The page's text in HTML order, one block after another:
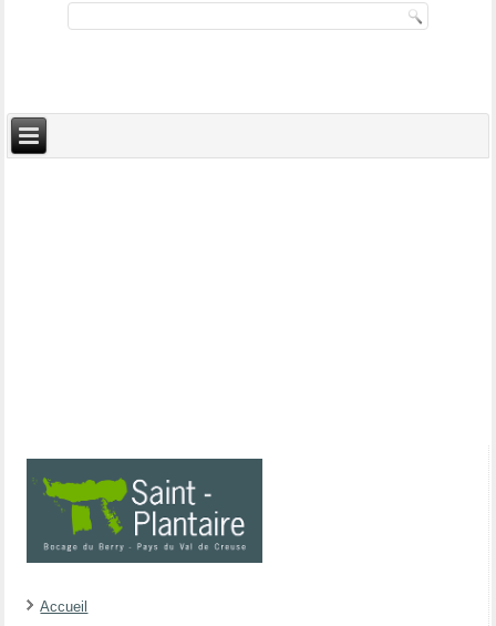
Accueil